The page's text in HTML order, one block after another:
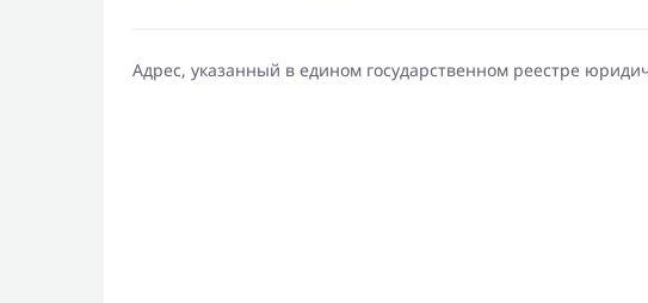
Адрес, указанный в едином государственном реестре